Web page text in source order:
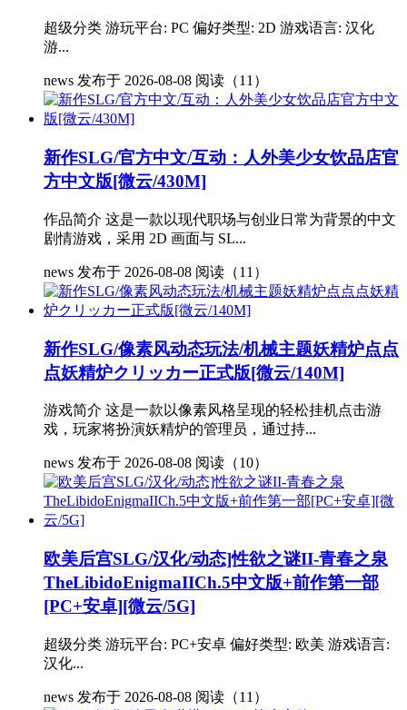
超级分类 游玩平台: PC 偏好类型: 2D 游戏语言: 汉化
游...
news 发布于 2026-08-08 阅读（11）
新作SLG/官方中文/互动：人外美少女饮品店官
方中文版[微云/430M]
作品简介 这是一款以现代职场与创业日常为背景的中文
剧情游戏，采用 2D 画面与 SL...
news 发布于 2026-08-08 阅读（11）
新作SLG/像素风动态玩法/机械主题妖精炉点点
点妖精炉クリッカー正式版[微云/140M]
游戏简介 这是一款以像素风格呈现的轻松挂机点击游
戏，玩家将扮演妖精炉的管理员，通过持...
news 发布于 2026-08-08 阅读（10）
欧美后宫SLG/汉化/动态]性欲之谜II-青春之泉
TheLibidoEnigmaIICh.5中文版+前作第一部
[PC+安卓][微云/5G]
超级分类 游玩平台: PC+安卓 偏好类型: 欧美 游戏语言:
汉化...
news 发布于 2026-08-08 阅读（11）